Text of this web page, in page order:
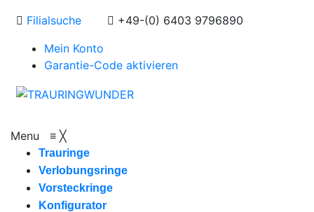
Filialsuche
+49-(0) 6403 9796890
Mein Konto
Garantie-Code aktivieren
Menu ≡ ╳
Trauringe
Verlobungsringe
Vorsteckringe
Konfigurator